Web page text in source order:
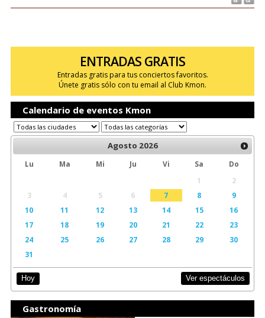
ENTRADAS GRATIS
Entradas gratis para tus conciertos favoritos.
Únete gratis sólo con tu email al Club Kmon.
Calendario de eventos Kmon
Agosto 2026
Lu Ma Mi Ju Vi Sa
Do
1
2
3
4 5 6 7 8
9
10
11 12 13 14 15
16
17
18 19 20 21 22
23
24
25 26 27 28 29
30
31
Hoy Ver espectáculos
Gastronomía